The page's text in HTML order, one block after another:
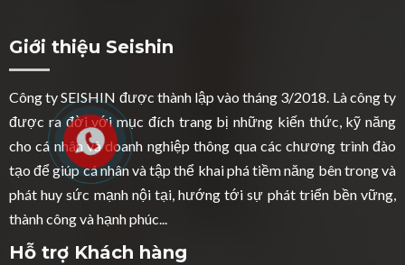
Giới thiệu Seishin
Công ty SEISHIN được thành lập vào tháng 3/2018. Là công ty
được ra đời với mục đích trang bị những kiến thức, kỹ năng
cho cá nhân và doanh nghiệp thông qua các chương trình đào
tạo để giúp cá nhân và tập thể khai phá tiềm năng bên trong và
phát huy sức mạnh nội tại, hướng tới sự phát triển bền vững,
thành công và hạnh phúc...
Hỗ trợ Khách hàng